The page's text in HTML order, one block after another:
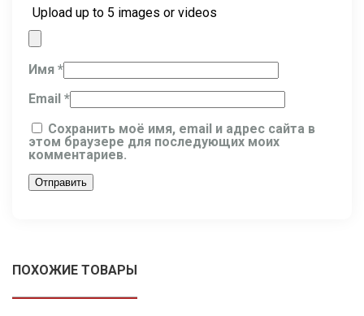
Upload up to 5 images or videos
Имя *
Email *
Сохранить моё имя, email и адрес сайта в
этом браузере для последующих моих
комментариев.
ПОХОЖИЕ ТОВАРЫ